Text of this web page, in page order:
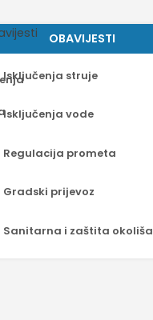
OBAVIJESTI
Isključenja struje
Isključenja vode
Regulacija prometa
Gradski prijevoz
Sanitarna i zaštita okoliša